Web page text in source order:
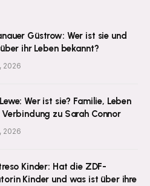
Güstrow: Wer ist sie und
ihr Leben bekannt?
2026
Wer ist sie? Familie, Leben
zu Sarah Connor
2026
Kinder: Hat die ZDF-
Kinder und was ist über ihre